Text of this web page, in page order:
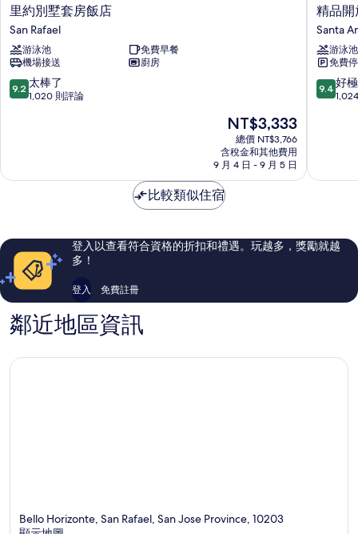
所
有
相
片
的
詳
里
約
別
墅
套
房
飯
里約別墅套房飯店
San Rafael
游泳池
免費早餐
機場接送
廚房
9.2
分，
棒
評
論
9.2 太棒了
1,020 則評論
現
在
價
格
為
NT$3,333
總價 NT$3,766
含稅金和其他費用
9 月 4 日 - 9 月 5 日
精
品
開
放
式
公
寓
精品開
Santa
游泳池
免費
9.4
分，
極
評
論
9.4 好
比較類似住宿
登入以查看符合資格的折扣和禮遇。玩越多，獎勵就越
多！
登入 免費註冊
鄰近地區資訊
Bello Horizonte, San Rafael, San Jose Province, 10203